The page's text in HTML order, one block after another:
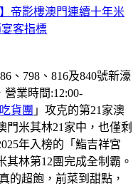
帝影樓澳門連續十年米
客指標
、798、816及840號新濠
營業時間:12:00-
貨團 」攻克的第21家澳
門米其林21家中，也僅剩
年入榜的「鮨吉祥宮
其林第12團完成全制霸。
的超飽，前菜到甜點，